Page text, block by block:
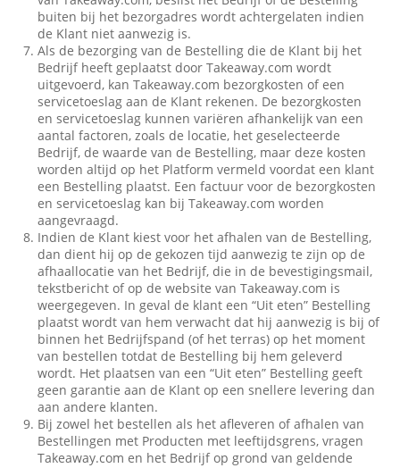
buiten bij het bezorgadres wordt achtergelaten indien
de Klant niet aanwezig is.
Als de bezorging van de Bestelling die de Klant bij het
Bedrijf heeft geplaatst door Takeaway.com wordt
uitgevoerd, kan Takeaway.com bezorgkosten of een
servicetoeslag aan de Klant rekenen. De bezorgkosten
en servicetoeslag kunnen variëren afhankelijk van een
aantal factoren, zoals de locatie, het geselecteerde
Bedrijf, de waarde van de Bestelling, maar deze kosten
worden altijd op het Platform vermeld voordat een klant
een Bestelling plaatst. Een factuur voor de bezorgkosten
en servicetoeslag kan bij Takeaway.com worden
aangevraagd.
Indien de Klant kiest voor het afhalen van de Bestelling,
dan dient hij op de gekozen tijd aanwezig te zijn op de
afhaallocatie van het Bedrijf, die in de bevestigingsmail,
tekstbericht of op de website van Takeaway.com is
weergegeven. In geval de klant een “Uit eten” Bestelling
plaatst wordt van hem verwacht dat hij aanwezig is bij of
binnen het Bedrijfspand (of het terras) op het moment
van bestellen totdat de Bestelling bij hem geleverd
wordt. Het plaatsen van een “Uit eten” Bestelling geeft
geen garantie aan de Klant op een snellere levering dan
aan andere klanten.
Bij zowel het bestellen als het afleveren of afhalen van
Bestellingen met Producten met leeftijdsgrens, vragen
Takeaway.com en het Bedrijf op grond van geldende